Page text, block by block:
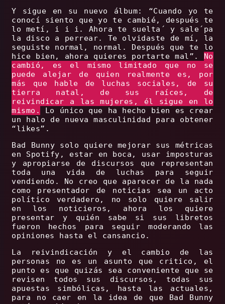
Y sigue en su nuevo álbum: “Cuando yo te
conocí siento que yo te cambié, después te
lo metí, i i i. Ahora te suelta´ y sale´pa
la disco a perrear. Te olvidaste de mí, la
seguiste normal, normal. Después que te lo
hice bien, ahora quieres portarte mal”. No
cambió, es el mismo limitado que no se
puede alejar de quien realmente es, por
más que hable de luchas sociales, de su
tierra natal, de sus raíces, de
reivindicar a las mujeres, él sigue en lo
mismo.
Lo único que ha hecho bien es crear
un halo de nueva masculinidad para obtener
“likes”.
Bad Bunny solo quiere mejorar sus métricas
en Spotify, estar en boca, usar imposturas
y apropiarse de discursos que representan
toda una vida de luchas para seguir
vendiendo. No creo que aparecer de la nada
como presentador de noticias sea un acto
político verdadero, no solo quiere salir
en los noticieros, ahora los quiere
presentar y quién sabe si sus libretos
fueron hechos para seguir moderando las
opiniones hasta el cansancio.
La reivindicación y el cambio de las
personas no es un asunto que critico, el
punto es que quizás sea conveniente que se
revisen todos sus discursos, todas sus
apuestas simbólicas, hasta las actuales,
para no caer en la idea de que Bad Bunny